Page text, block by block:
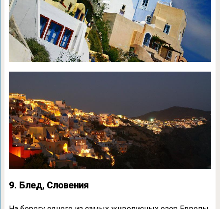
9. Блед, Словения